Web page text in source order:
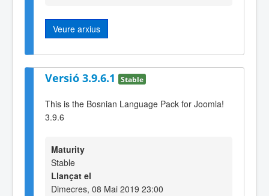
Veure arxius
Versió 3.9.6.1 Stable
This is the Bosnian Language Pack for Joomla!
3.9.6
Maturity
Stable
Llançat el
Dimecres, 08 Mai 2019 23:00